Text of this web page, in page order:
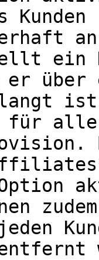
ein
er
alle
Option